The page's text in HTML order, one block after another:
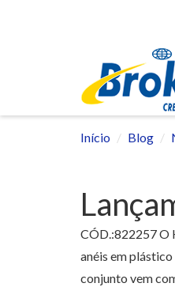
Início Blog
CÓD.:822257 O
anéis em
conjunto vem